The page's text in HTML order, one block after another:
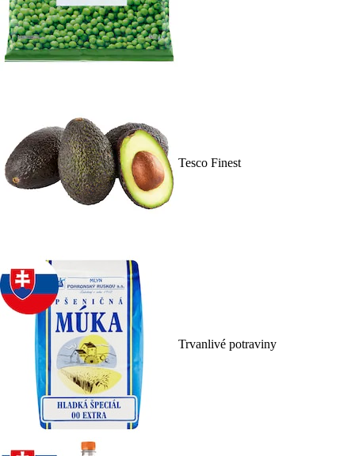
Tesco Finest
Trvanlivé potraviny